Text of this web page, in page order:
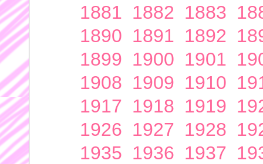
1881 1882 1883
1890 1891 1892
1899 1900 1901
1908 1909 1910
1917 1918 1919
1926 1927 1928
1935 1936 1937